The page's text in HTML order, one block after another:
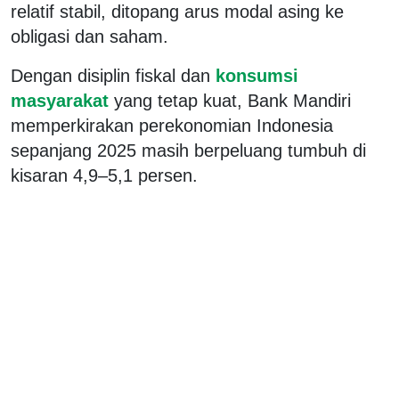
relatif stabil, ditopang arus modal asing ke
obligasi dan saham.
Dengan disiplin fiskal dan konsumsi
masyarakat yang tetap kuat, Bank Mandiri
memperkirakan perekonomian Indonesia
sepanjang 2025 masih berpeluang tumbuh di
kisaran 4,9–5,1 persen.